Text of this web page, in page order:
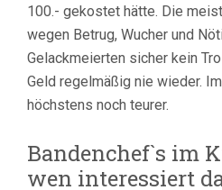
100.- gekostet hätte. Die
wegen Betrug, Wucher und
Gelackmeierten sicher kein
Geld regelmäßig nie wieder.
höchstens noch teurer.
Bandenchef`s im
wen interessiert